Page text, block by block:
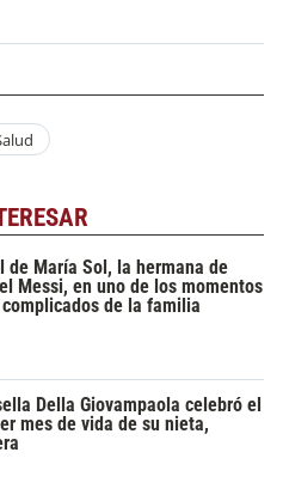
de María Sol, la hermana de
Messi, en uno de los momentos
de la familia
Della Giovampaola celebró el
mes de vida de su nieta,